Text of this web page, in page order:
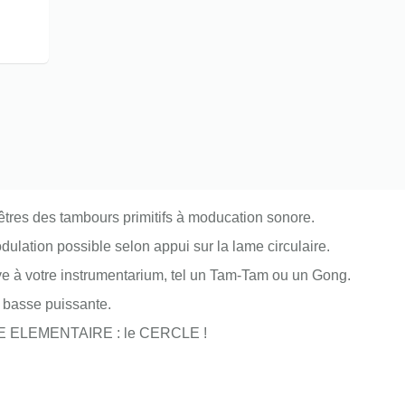
des tambours primitifs à moducation sonore.
possible selon appui sur la lame circulaire.
à votre instrumentarium, tel un Tam-Tam ou un Gong.
puissante.
ELEMENTAIRE : le CERCLE !